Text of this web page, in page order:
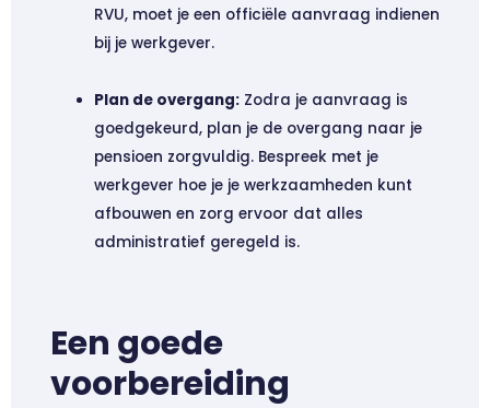
RVU, moet je een officiële aanvraag indienen
bij je werkgever.
Plan de overgang:Zodra je aanvraag is
goedgekeurd, plan je de overgang naar je
pensioen zorgvuldig. Bespreek met je
werkgever hoe je je werkzaamheden kunt
afbouwen en zorg ervoor dat alles
administratief geregeld is.
Een goede
voorbereiding